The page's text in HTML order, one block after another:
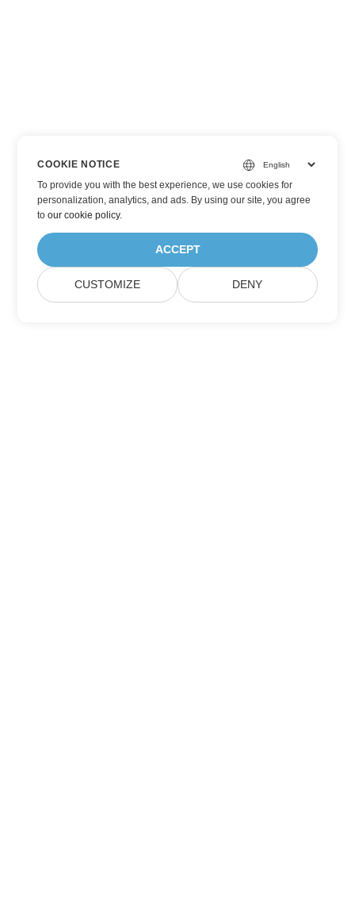
COOKIE NOTICE
To provide you with the best experience, we use cookies for
personalization, analytics, and ads. By using our site, you agree
toour cookie policy.
ACCEPT
CUSTOMIZE DENY